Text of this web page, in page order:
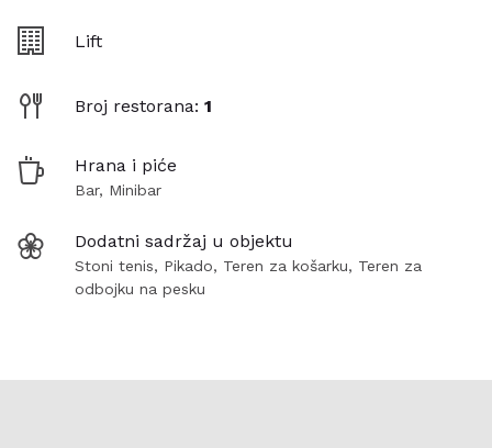
Lift
Broj restorana: 1
Hrana i piće
Bar, Minibar
Dodatni sadržaj u objektu
Stoni tenis, Pikado, Teren za košarku, Teren za
odbojku na pesku